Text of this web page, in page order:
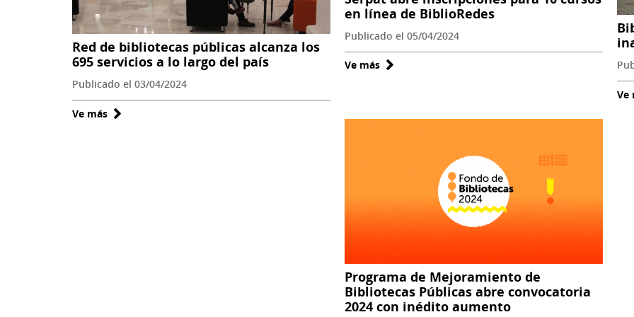
actividades
actividades
en
todo
en línea de BiblioRedes
Publicado el 05/04/2024
Ve más sobre
inscripciones
Red de bibliotecas públicas alcanza los
695 servicios a lo largo del país
Publicado el 03/04/2024
Ve más sobre
Ve
Programa de Mejoramiento de
Bibliotecas Públicas abre convocatoria
2024 con inédito aumento